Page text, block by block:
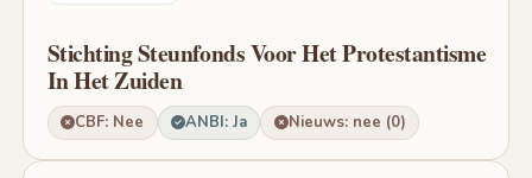
Stichting Steunfonds Voor Het Protestantisme
In Het Zuiden
CBF: Nee ANBI: Ja Nieuws: nee (0)